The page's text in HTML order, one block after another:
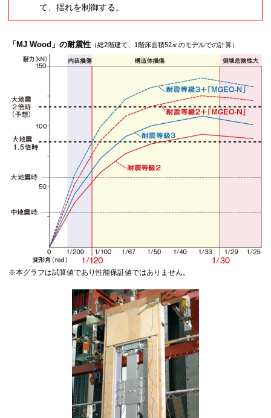
て、揺れを制御する。
「MJ Wood」の耐震性 （総2階建て、1階床面積52㎡のモデルでの計算）
※本グラフは試算値であり性能保証値ではありません。